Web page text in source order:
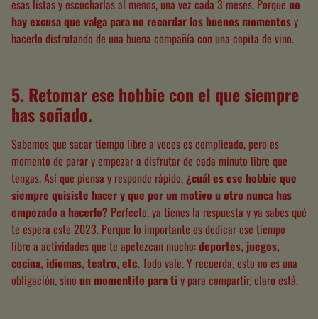
esas listas y escucharlas al menos, una vez cada 3 meses. Porque no
hay excusa que valga para no recordar los buenos momentosy
hacerlo disfrutando de una buena compañía con una copita de vino.
5. Retomar ese hobbie con el que siempre
has soñado.
Sabemos que sacar tiempo libre a veces es complicado, pero es
momento de parar y empezar a disfrutar de cada minuto libre que
tengas. Así que piensa y responde rápido,¿cuál es ese hobbie que
siempre quisiste hacer y que por un motivo u otro nunca has
empezado a hacerlo? Perfecto, ya tienes la respuesta y ya sabes qué
te espera este 2023. Porque lo importante es dedicar ese tiempo
libre a actividades que te apetezcan mucho:deportes, juegos,
cocina, idiomas, teatro, etc. Todo vale. Y recuerda, esto no es una
obligación, sino un momentito para tiy para compartir, claro está.